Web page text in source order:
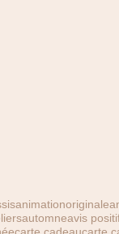
animationoriginale
automneavis
carte cadeaucarte